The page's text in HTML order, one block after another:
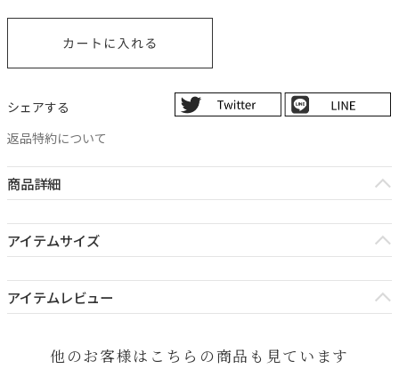
シェアする
返品特約について
商品詳細
#0302
原産国：中国
素材：表地：ポリエステル60% 綿40%.
裏地：ポリエステル100%
アイテムサイズ
【サイズ/単位(cm)】
着丈 122
バスト 116
アイテムレビュー
他のお客様はこちらの商品も見ています